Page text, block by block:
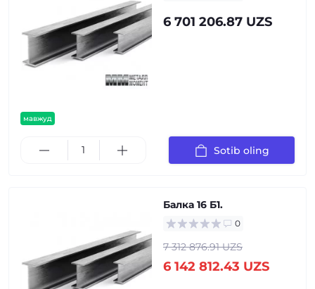
мавжуд
6 701 206.87 UZS
Sotib oling
Балка 16 Б1.
0
7 312 876.91 UZS
6 142 812.43 UZS